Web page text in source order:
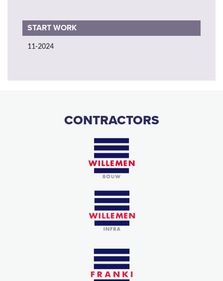
START WORK
11-2024
CONTRACTORS